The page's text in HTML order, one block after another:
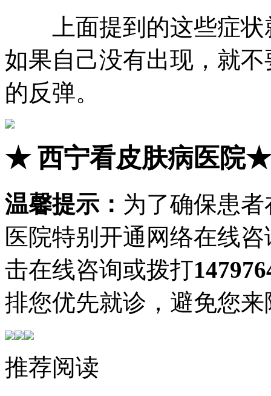
上面提到的这些症状
如果自己没有出现，就
的反弹。
★西宁看皮肤病医院★
温馨提示： 为了确保患
医院特别开通网络在线
击在线咨询或拨打
排您优先就诊，避免您
推荐阅读